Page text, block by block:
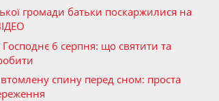
громади батьки поскаржилися на
6 серпня: що святити та
спину перед сном: проста